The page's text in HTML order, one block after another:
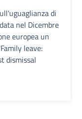
di
nel Dicembre
europea un
leave:
dismissal